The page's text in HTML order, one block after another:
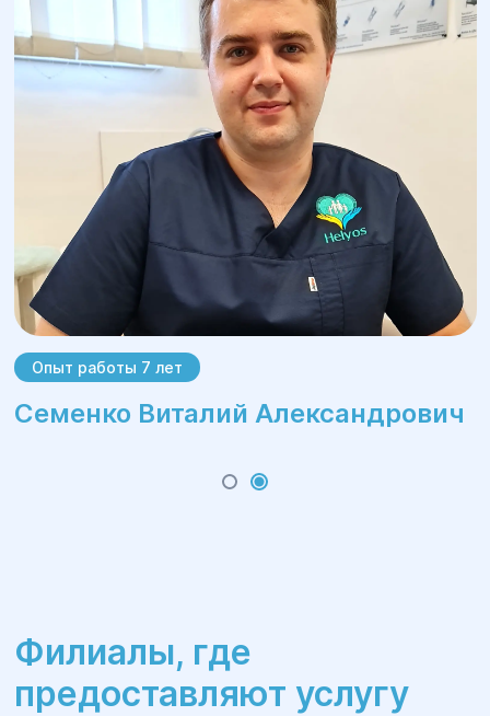
Опыт работы 7 лет
Семенко Виталий Александрович
Филиалы, где
предоставляют услугу